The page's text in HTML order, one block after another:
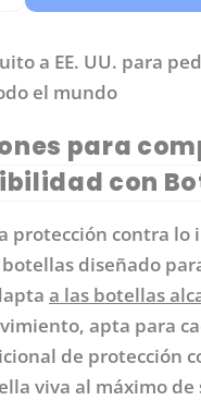
a EE. UU. para
el mundo
para
con
protección contra lo
diseñado
a las botellas
apta para
de protección
viva al máximo de